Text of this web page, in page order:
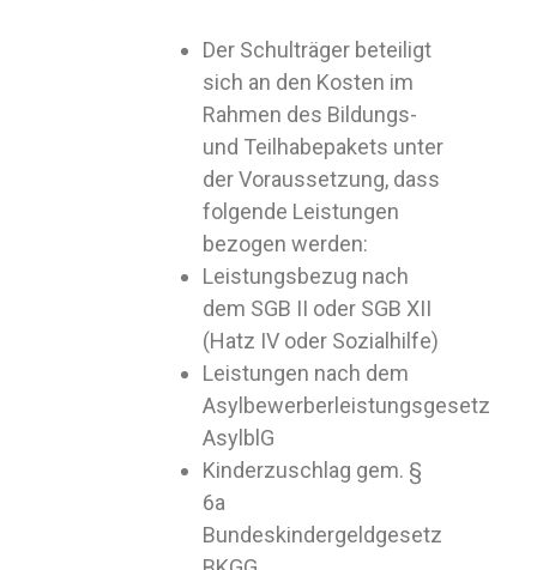
Der Schulträger beteiligt
sich an den Kosten im
Rahmen des Bildungs-
und Teilhabepakets unter
der Voraussetzung, dass
folgende Leistungen
bezogen werden:
Leistungsbezug nach
dem SGB II oder SGB XII
(Hatz IV oder Sozialhilfe)
Leistungen nach dem
Asylbewerberleistungsgesetz
AsylblG
Kinderzuschlag gem. §
6a
Bundeskindergeldgesetz